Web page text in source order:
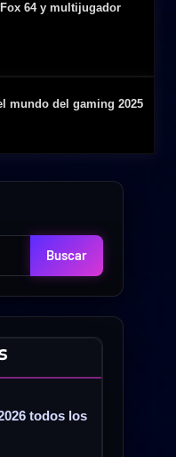
64 y multijugador
mundo del gaming 2025
Buscar
todos los